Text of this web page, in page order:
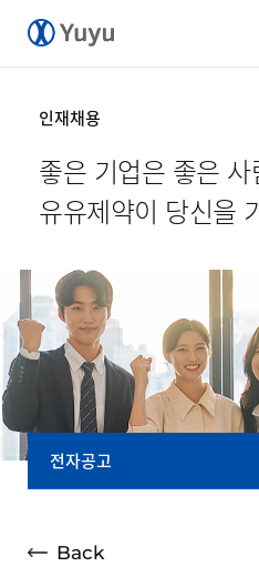
인재채용
좋은 기업은 좋은
유유제약이 당신을
전자공고
손익계산서
Back